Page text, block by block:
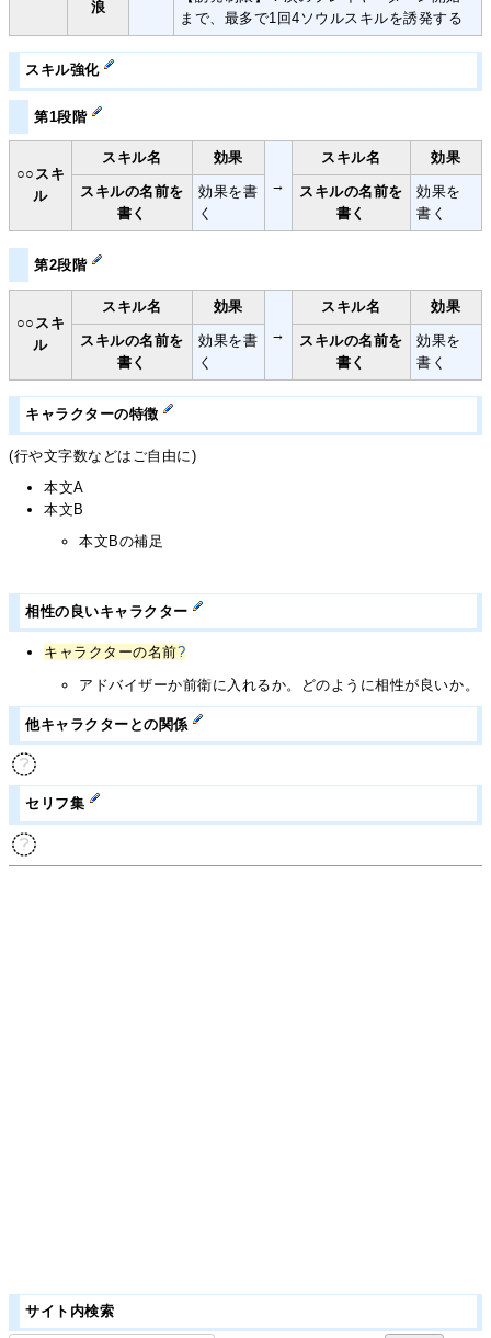
浪
まで、最多で1回4ソウルスキルを誘発する
スキル強化
第1段階
○○スキ
ル
スキル名
効果
→
スキル名 効果
スキルの名前を
書く
効果を書
く
スキルの名前を
書く
効果を
書く
第2段階
○○スキ
ル
スキル名
効果
→
スキル名 効果
スキルの名前を
書く
効果を書
く
スキルの名前を
書く
効果を
書く
キャラクターの特徴
(行や文字数などはご自由に)
本文A
本文B
本文Bの補足
相性の良いキャラクター
キャラクターの名前?
アドバイザーか前衛に入れるか。どのように相性が良いか。
他キャラクターとの関係
セリフ集
サイト内検索